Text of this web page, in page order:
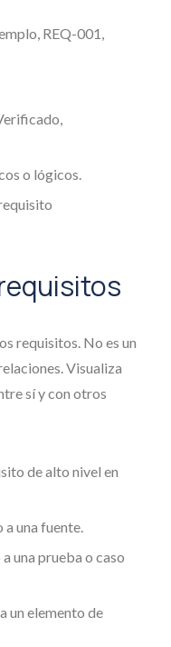
REQ-001,
o lógicos.
requisitos. No es un
Visualiza
sí y con otros
de alto nivel en
una fuente.
una prueba o caso
un elemento de